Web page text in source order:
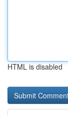
HTML is disabled